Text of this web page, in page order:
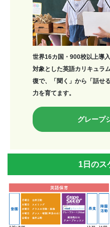
世界16カ国・900校以上導
対象とした英語カリキュラ
復で、「聞く」から「話せ
力を育てます。
グレープ
1日のス